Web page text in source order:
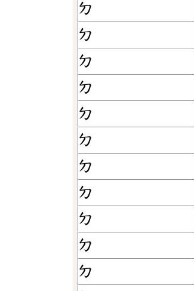
ㄉ
ㄉ
ㄉ
ㄉ
ㄉ
ㄉ
ㄉ
ㄉ
ㄉ
ㄉ
ㄉ